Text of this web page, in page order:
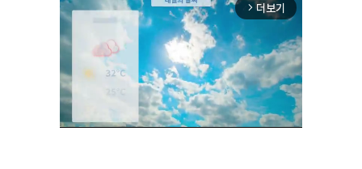
arrow_forward_ios 더보기